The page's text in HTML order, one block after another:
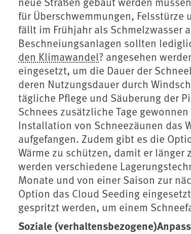
für Überschwemmungen, Felsstürze
fällt im Frühjahr als Schmelzwasser
Beschneiungsanlagen sollten
den Klimawandel? angesehen
eingesetzt, um die Dauer der
deren Nutzungsdauer durch
tägliche Pflege und Säuberung der
Schnees zusätzliche Tage
Installation von Schneezäunen das
aufgefangen. Zudem gibt es die
Wärme zu schützen, damit er
werden verschiedene
Monate und von einer Saison zur
Option das Cloud Seeding
gespritzt werden, um einem
Soziale